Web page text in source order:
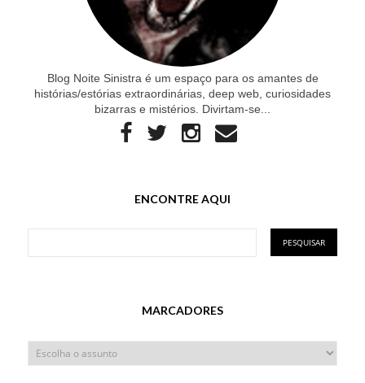
Blog Noite Sinistra é um espaço para os amantes de
histórias/estórias extraordinárias, deep web, curiosidades
bizarras e mistérios. Divirtam-se...
ENCONTRE AQUI
MARCADORES